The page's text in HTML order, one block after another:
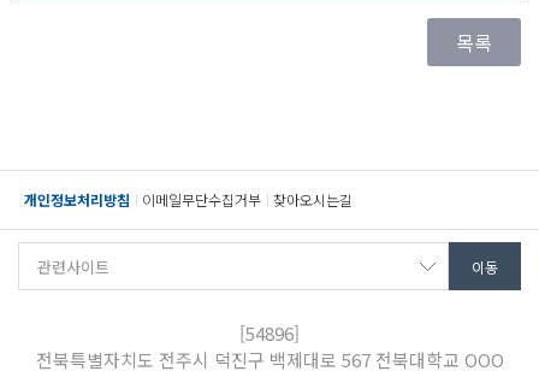
개인정보처리방침 이메일무단수집거부 찾아오시는길
[54896]
전북특별자치도 전주시 덕진구 백제대로 567 전북대학교 OOO